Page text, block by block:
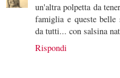
un'altra polpetta da
famiglia e queste belle
da tutti... con salsina
Rispondi